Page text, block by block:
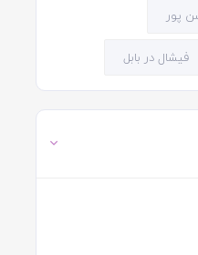
پور
فیشال در بابل